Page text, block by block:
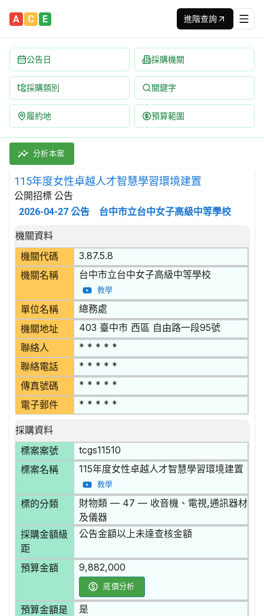
A C E 進階查詢
公告日 採購機關
採購類別 關鍵字
履約地 預算範圍
115年度女性卓越人才智慧學習環境建置 招標公告 | 案號：
採購類別：財物類 收音機、電視,通訊器材及儀器 | 招標方
分析本案
115年度女性卓越人才智慧學習環境建置
公開招標 公告
2026-04-27 公告 台中市立台中女子高級中等學校
招標公告詳細內容
機關資料
機關代碼
3.87.5.8
機關名稱 台中市立台中女子高級中等學校
教學
單位名稱 總務處
機關地址 403 臺中市 西區 自由路一段95號
聯絡人 * * * * *
聯絡電話 * * * * *
傳真號碼 * * * * *
電子郵件 * * * * *
採購資料
標案案號
tcgs11510
標案名稱 115年度女性卓越人才智慧學習環境建置
教學
標的分類
財物類 — 47 — 收音機、電視,通訊器材
及儀器
採購金額級
距
公告金額以上未達查核金額
預算金額 9,882,000
底價分析
預算金額是
是